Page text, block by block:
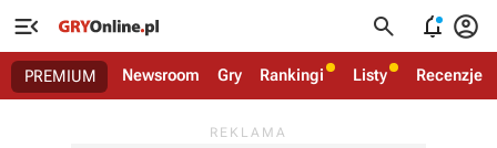
   
PREMIUM Newsroom Gry Rankingi Listy Recenzje